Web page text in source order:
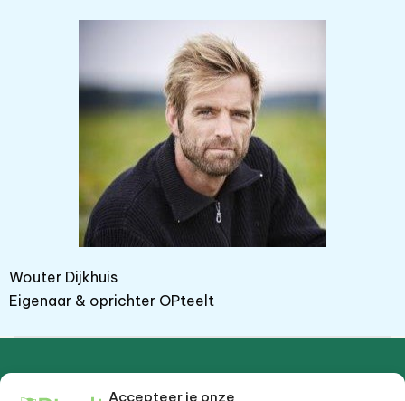
Accepteer je onze
Wouter Dijkhuis
Eigenaar & oprichter OPteelt